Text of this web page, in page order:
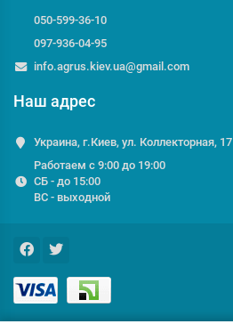
050-599-36-10
097-936-04-95
info.agrus.kiev.ua@gmail.com
Наш адрес
Украина, г.Киев, ул. Коллекторная, 17
Работаем с 9:00 до 19:00
СБ - до 15:00
ВС - выходной